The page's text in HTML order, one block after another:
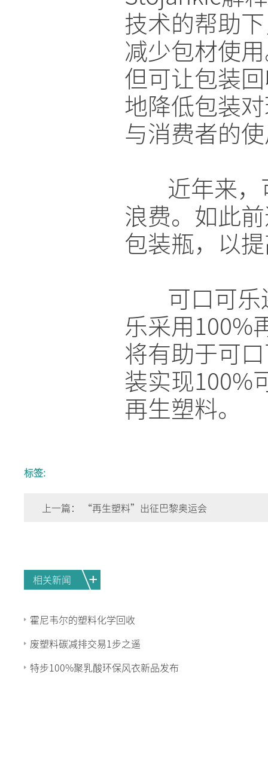
技术的帮助
减少包材使
但可让包装
地降低包装
与消费者的
近年来
浪费。如此
包装瓶，以
可口可
乐采用100%
将有助于可
装实现100%
再生塑料。
标签:
上一篇： “再生塑料”出征巴黎奥运会
相关新闻
霍尼韦尔的塑料化学回收
废塑料碳减排交易1步之遥
特步100%聚乳酸环保风衣新品发布